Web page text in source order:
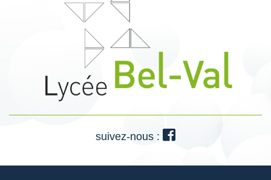
suivez-nous :